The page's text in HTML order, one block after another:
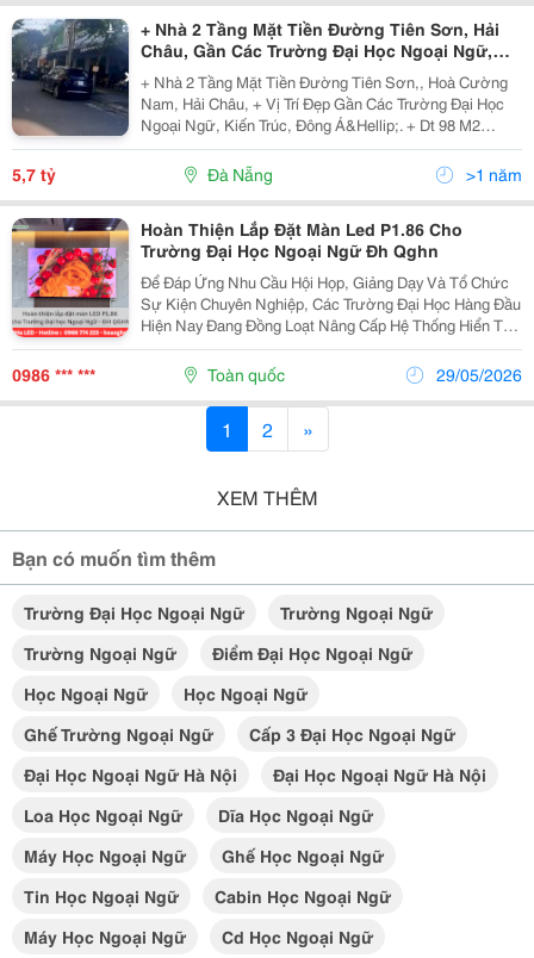
+ Nhà 2 Tầng Mặt Tiền Đường Tiên Sơn, Hải
Châu, Gần Các Trường Đại Học Ngoại Ngữ,
Kiến Trúc, Đông Á.
+ Nhà 2 Tầng Mặt Tiền Đường Tiên Sơn,, Hoà Cường
Nam, Hải Châu, + Vị Trí Đẹp Gần Các Trường Đại Học
Ngoại Ngữ, Kiến Trúc, Đông Á&Hellip;. + Dt 98 M2
(5*17,5). + Giá Bán Nhanh: 5,7 Tỷ. + Đt Liên Hệ:
0982303949.
5,7 tỷ Đà Nẵng >1 năm
Hoàn Thiện Lắp Đặt Màn Led P1.86 Cho
Trường Đại Học Ngoại Ngữ Đh Qghn
Để Đáp Ứng Nhu Cầu Hội Họp, Giảng Dạy Và Tổ Chức
Sự Kiện Chuyên Nghiệp, Các Trường Đại Học Hàng Đầu
Hiện Nay Đang Đồng Loạt Nâng Cấp Hệ Thống Hiển Thị.
Vừa Qua, Giải Pháp Màn Hình Led P1.86 Trong Nhà Cao
Cấp Đã Được Thi Công Hoàn Thiện Đầy Ấn Tượng...
0986 *** *** Toàn quốc 29/05/2026
1 2 »
XEM THÊM
Bạn có muốn tìm thêm
Trường Đại Học Ngoại Ngữ
Trường Ngoại Ngữ
Trường Ngoại Ngữ
Điểm Đại Học Ngoại Ngữ
Học Ngoại Ngữ
Học Ngoại Ngữ
Ghế Trường Ngoại Ngữ
Cấp 3 Đại Học Ngoại Ngữ
Đại Học Ngoại Ngữ Hà Nội
Đại Học Ngoại Ngữ Hà Nội
Loa Học Ngoại Ngữ
Dĩa Học Ngoại Ngữ
Máy Học Ngoại Ngữ
Ghế Học Ngoại Ngữ
Tin Học Ngoại Ngữ
Cabin Học Ngoại Ngữ
Máy Học Ngoại Ngữ
Cd Học Ngoại Ngữ